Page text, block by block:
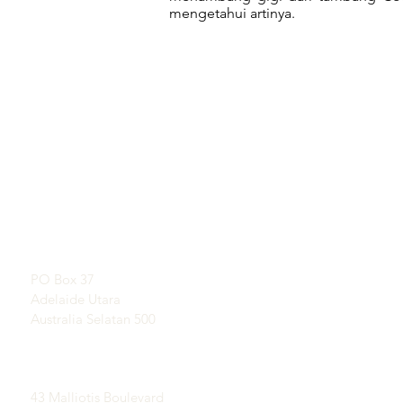
mengetahui artinya.
PO Box 37
Adelaide Utara
Australia Selatan 500
43 Malliotis Boulevard